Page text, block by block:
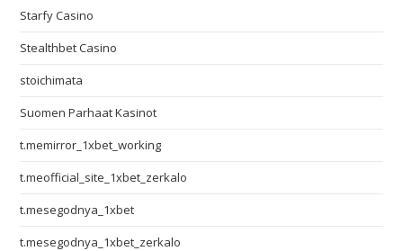
Starfy Casino
Stealthbet Casino
stoichimata
Suomen Parhaat Kasinot
t.memirror_1xbet_working
t.meofficial_site_1xbet_zerkalo
t.mesegodnya_1xbet
t.mesegodnya_1xbet_zerkalo